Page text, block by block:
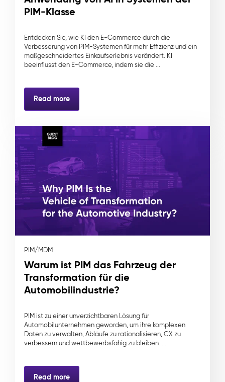
PIM-Klasse
Entdecken Sie, wie KI den E-Commerce durch die
Verbesserung von PIM-Systemen für mehr Effizienz und ein
maßgeschneidertes Einkaufserlebnis verändert. KI
beeinflusst den E-Commerce, indem sie die ...
Read more
PIM/MDM
Warum ist PIM das Fahrzeug der
Transformation für die
Automobilindustrie?
PIM ist zu einer unverzichtbaren Lösung für
Automobilunternehmen geworden, um ihre komplexen
Daten zu verwalten, Abläufe zu rationalisieren, CX zu
verbessern und wettbewerbsfähig zu bleiben. ...
Read more